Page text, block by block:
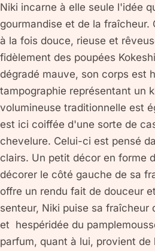
Niki incarne à elle seule l'idée
gourmandise et de la
à la fois douce, rieuse et
fidèlement des poupées
dégradé mauve, son corps est
tampographie représentant un
volumineuse traditionnelle est
est ici coiffée d'une sorte de
chevelure. Celui-ci est pensé
clairs. Un petit décor en forme
décorer le côté gauche de sa
offre un rendu fait de douceur
senteur, Niki puise sa fraîcheur
et hespéridée du
parfum, quant à lui, provient